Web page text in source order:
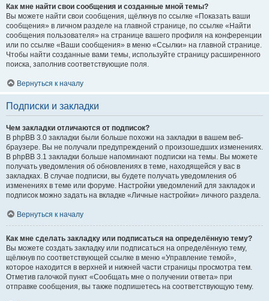
Как мне найти свои сообщения и созданные мной темы?
Вы можете найти свои сообщения, щёлкнув по ссылке «Показать ваши
сообщения» в личном разделе на главной странице, по ссылке «Найти
сообщения пользователя» на странице вашего профиля на конференции
или по ссылке «Ваши сообщения» в меню «Ссылки» на главной странице.
Чтобы найти созданные вами темы, используйте страницу расширенного
поиска, заполнив соответствующие поля.
Вернуться к началу
Подписки и закладки
Чем закладки отличаются от подписок?
В phpBB 3.0 закладки были больше похожи на закладки в вашем веб-
браузере. Вы не получали предупреждений о произошедших изменениях.
В phpBB 3.1 закладки больше напоминают подписки на темы. Вы можете
получать уведомления об обновлениях в теме, находящейся у вас в
закладках. В случае подписки, вы будете получать уведомления об
изменениях в теме или форуме. Настройки уведомлений для закладок и
подписок можно задать на вкладке «Личные настройки» личного раздела.
Вернуться к началу
Как мне сделать закладку или подписаться на определённую тему?
Вы можете создать закладку или подписаться на определённую тему,
щёлкнув по соответствующей ссылке в меню «Управление темой»,
которое находится в верхней и нижней части страницы просмотра тем.
Отметив галочкой пункт «Сообщать мне о получении ответа» при
отправке сообщения, вы также подпишетесь на соответствующую тему.